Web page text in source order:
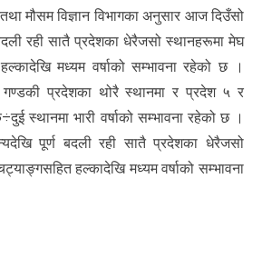
मौसम विज्ञान विभागका अनुसार आज दिउँसो
रही सातै प्रदेशका धेरैजसो स्थानहरूमा मेघ
मध्यम वर्षाको सम्भावना रहेको छ ।
प्रदेशका थोरै स्थानमा र प्रदेश ५ र
स्थानमा भारी वर्षाको सम्भावना रहेको छ ।
पूर्ण बदली रही सातै प्रदेशका धेरैजसो
हल्कादेखि मध्यम वर्षाको सम्भावना